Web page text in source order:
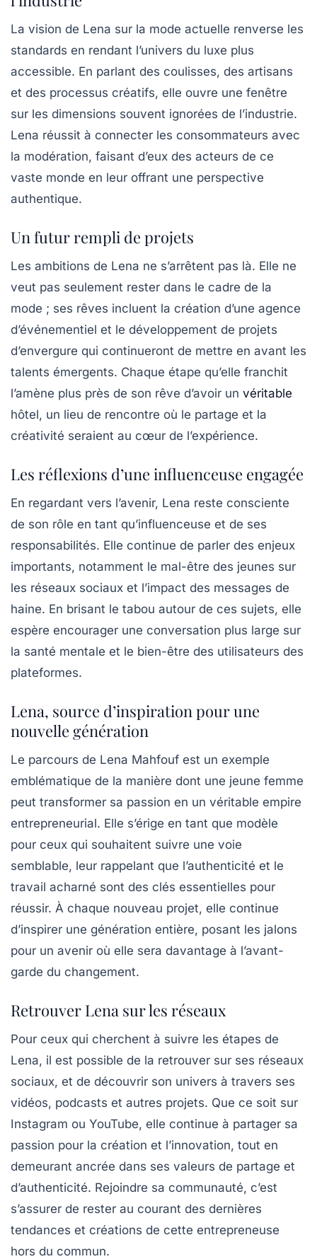
La vision de Lena sur la mode actuelle renverse les
standards en rendant l’univers du luxe plus
accessible. En parlant des coulisses, des artisans
et des processus créatifs, elle ouvre une fenêtre
sur les dimensions souvent ignorées de l’industrie.
Lena réussit à connecter les consommateurs avec
la modération, faisant d’eux des acteurs de ce
vaste monde en leur offrant une perspective
authentique.
Un futur rempli de projets
Les ambitions de Lena ne s’arrêtent pas là. Elle ne
veut pas seulement rester dans le cadre de la
mode ; ses rêves incluent la création d’une agence
d’événementiel et le développement de projets
d’envergure qui continueront de mettre en avant les
talents émergents. Chaque étape qu’elle franchit
l’amène plus près de son rêve d’avoir un véritable
hôtel, un lieu de rencontre où le partage et la
créativité seraient au cœur de l’expérience.
Les réflexions d’une influenceuse engagée
En regardant vers l’avenir, Lena reste consciente
de son rôle en tant qu’influenceuse et de ses
responsabilités. Elle continue de parler des enjeux
importants, notamment le mal-être des jeunes sur
les réseaux sociaux et l’impact des messages de
haine. En brisant le tabou autour de ces sujets, elle
espère encourager une conversation plus large sur
la santé mentale et le bien-être des utilisateurs des
plateformes.
Lena, source d’inspiration pour une
nouvelle génération
Le parcours de Lena Mahfouf est un exemple
emblématique de la manière dont une jeune femme
peut transformer sa passion en un véritable empire
entrepreneurial. Elle s’érige en tant que modèle
pour ceux qui souhaitent suivre une voie
semblable, leur rappelant que l’authenticité et le
travail acharné sont des clés essentielles pour
réussir. À chaque nouveau projet, elle continue
d’inspirer une génération entière, posant les jalons
pour un avenir où elle sera davantage à l’avant-
garde du changement.
Retrouver Lena sur les réseaux
Pour ceux qui cherchent à suivre les étapes de
Lena, il est possible de la retrouver sur ses réseaux
sociaux, et de découvrir son univers à travers ses
vidéos, podcasts et autres projets. Que ce soit sur
Instagram ou YouTube, elle continue à partager sa
passion pour la création et l’innovation, tout en
demeurant ancrée dans ses valeurs de partage et
d’authenticité. Rejoindre sa communauté, c’est
s’assurer de rester au courant des dernières
tendances et créations de cette entrepreneuse
hors du commun.